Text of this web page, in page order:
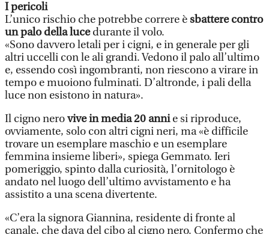
I pericoli
L’unico rischio che potrebbe correre èsbattere contro
un palo della lucedurante il volo.
«Sono davvero letali per i cigni, e in generale per gli
altri uccelli con le ali grandi. Vedono il palo all’ultimo
e, essendo così ingombranti, non riescono a virare in
tempo e muoiono fulminati. D’altronde, i pali della
luce non esistono in natura».
Il cigno nerovive in media 20 annie si riproduce,
ovviamente, solo con altri cigni neri, ma «è difficile
trovare un esemplare maschio e un esemplare
femmina insieme liberi», spiega Gemmato. Ieri
pomeriggio, spinto dalla curiosità, l’ornitologo è
andato nel luogo dell’ultimo avvistamento e ha
assistito a una scena divertente.
«C’era la signora Giannina, residente di fronte al
canale, che dava del cibo al cigno nero. Confermo che